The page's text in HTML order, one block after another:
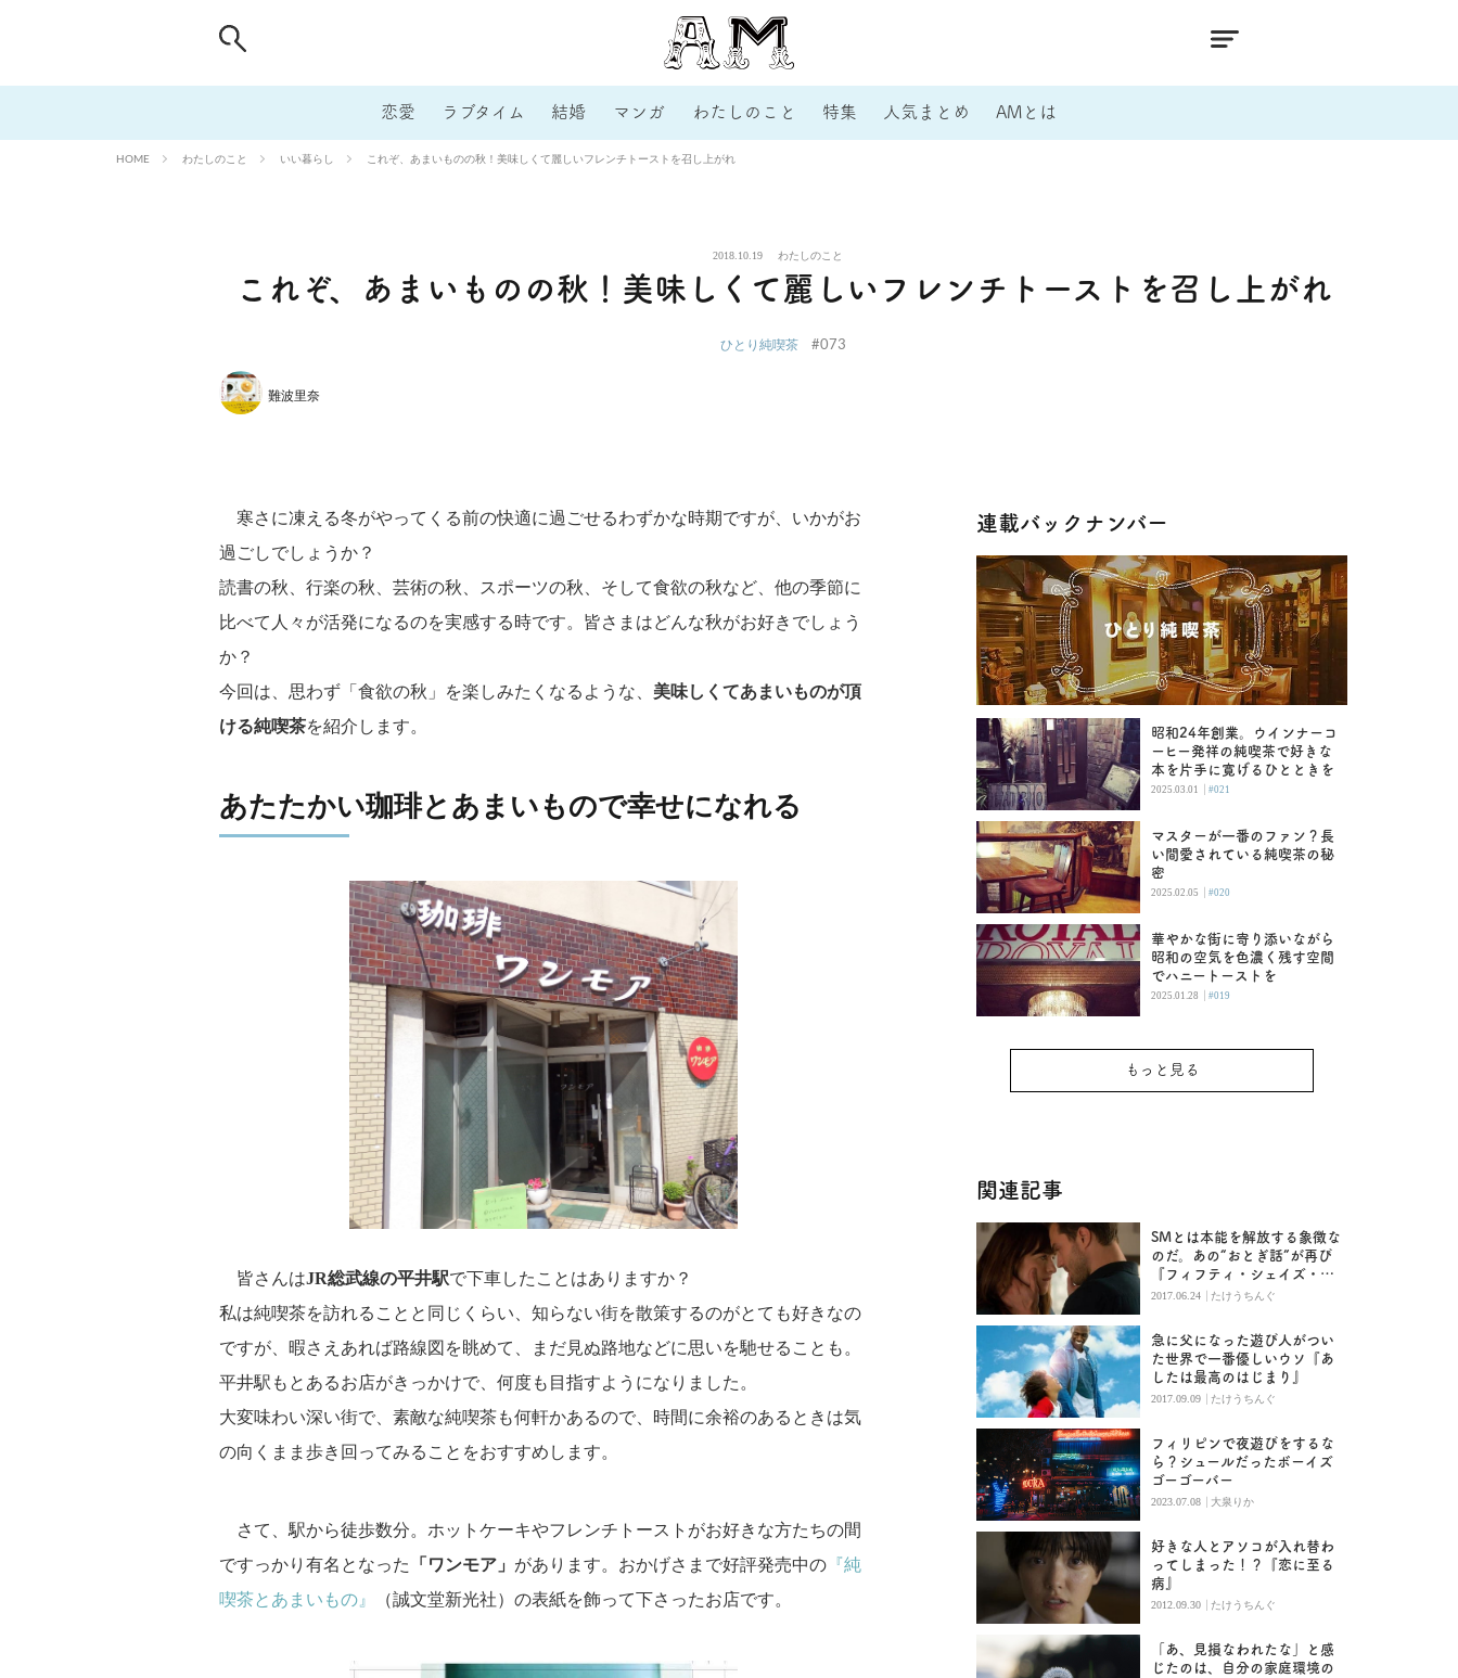
恋愛 ラブタイム 結婚 マンガ わたしのこと 特集 人気まとめ AMとは
HOME わたしのこと いい暮らし これぞ、あまいものの秋！美味しくて麗しいフレンチトーストを召し上がれ
2018.10.19 わたしのこと
これぞ、あまいものの秋！美味しくて麗しいフレンチトーストを召し上がれ
ひとり純喫茶 #073
難波里奈
寒さに凍える冬がやってくる前の快適に過ごせるわずかな時期ですが、いかがお
過ごしでしょうか？
読書の秋、行楽の秋、芸術の秋、スポーツの秋、そして食欲の秋など、他の季節に
比べて人々が活発になるのを実感する時です。皆さまはどんな秋がお好きでしょう
か？
今回は、思わず「食欲の秋」を楽しみたくなるような、 美味しくてあまいものが頂
ける純喫茶を紹介します。
あたたかい珈琲とあまいもので幸せになれる
皆さんはJR総武線の平井駅で下車したことはありますか？
私は純喫茶を訪れることと同じくらい、知らない街を散策するのがとても好きなの
ですが、暇さえあれば路線図を眺めて、まだ見ぬ路地などに思いを馳せることも。
平井駅もとあるお店がきっかけで、何度も目指すようになりました。
大変味わい深い街で、素敵な純喫茶も何軒かあるので、時間に余裕のあるときは気
の向くまま歩き回ってみることをおすすめします。
さて、駅から徒歩数分。ホットケーキやフレンチトーストがお好きな方たちの間
ですっかり有名となった
「ワンモア」 があります。おかげさまで好評発売中の 『純
喫茶とあまいもの』
（誠文堂新光社）の表紙を飾って下さったお店です。
連載バックナンバー
昭和24年創業。ウインナーコ
ーヒー発祥の純喫茶で好きな
本を片手に寛げるひとときを
2025.03.01 | #021
マスターが一番のファン？長
い間愛されている純喫茶の秘
密
2025.02.05 | #020
華やかな街に寄り添いながら
昭和の空気を色濃く残す空間
でハニートーストを
2025.01.28 | #019
もっと見る
関連記事
SMとは本能を解放する象徴な
のだ。あの“おとぎ話”が再び
『フィフティ・シェイズ・ダ
ーカー』
2017.06.24 | たけうちんぐ
急に父になった遊び人がつい
た世界で一番優しいウソ『あ
したは最高のはじまり』
2017.09.09 | たけうちんぐ
フィリピンで夜遊びをするな
ら？シュールだったボーイズ
ゴーゴーバー
2023.07.08 | 大泉りか
好きな人とアソコが入れ替わ
ってしまった！？『恋に至る
病』
2012.09.30 | たけうちんぐ
「あ、見損なわれたな」と感
じたのは、自分の家庭環境の